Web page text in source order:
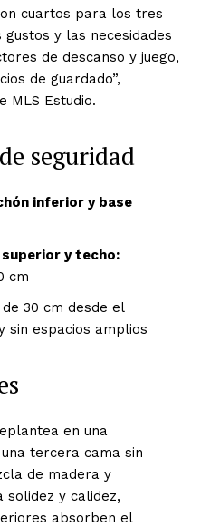
cuartos para los tres
gustos y las necesidades
de descanso y juego,
de guardado”,
MLS Estudio.
seguridad
inferior y base
y techo:
cm
30 cm desde el
sin espacios amplios
en una
una tercera cama sin
de madera y
solidez y calidez,
absorben el